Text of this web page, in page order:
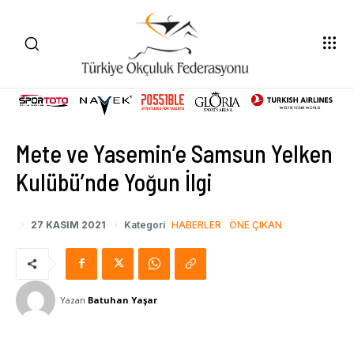
Mete ve Yasemin’e Samsun Yelken
Kulübü’nde Yoğun İlgi
27 KASIM 2021 Kategori HABERLER ÖNE ÇIKAN
Yazan Batuhan Yaşar